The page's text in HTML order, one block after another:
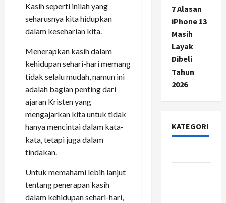
Kasih seperti inilah yang
seharusnya kita hidupkan
dalam keseharian kita.
Menerapkan kasih dalam
kehidupan sehari-hari memang
tidak selalu mudah, namun ini
adalah bagian penting dari
ajaran Kristen yang
mengajarkan kita untuk tidak
hanya mencintai dalam kata-
kata, tetapi juga dalam
tindakan.
Untuk memahami lebih lanjut
tentang penerapan kasih
dalam kehidupan sehari-hari,
7 Alasan
iPhone 13
Masih
Layak
Dibeli
Tahun
2026
KATEGORI